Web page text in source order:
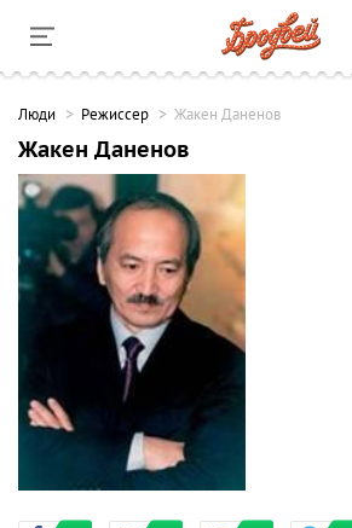
Люди Режиссер Жакен Даненов
Жакен Даненов